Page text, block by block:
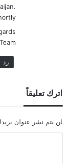
رد
اترك تعليقاً
لن يتم نشر عنوان